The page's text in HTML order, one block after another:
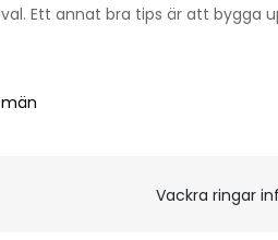
Ett annat bra tips är att bygga
Vackra ringar